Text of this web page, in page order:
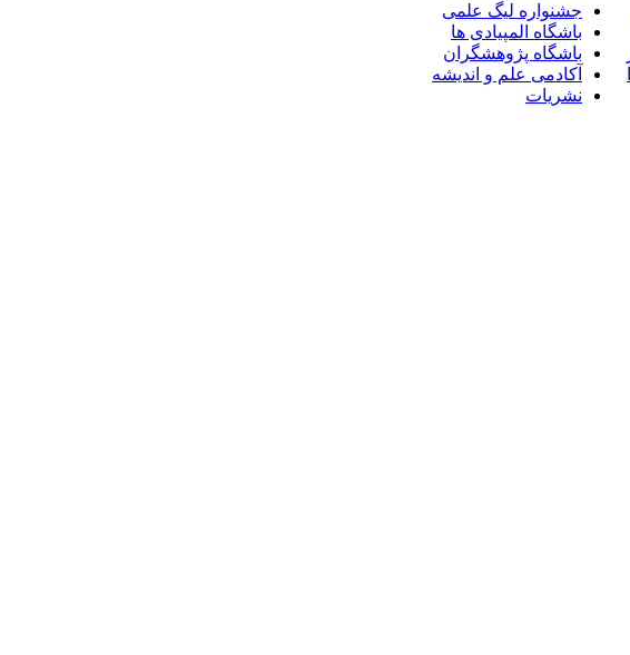
جشنواره لیگ علمی
باشگاه المپیادی ها
باشگاه پژوهشگران
آکادمی علم و اندیشه
نشریات